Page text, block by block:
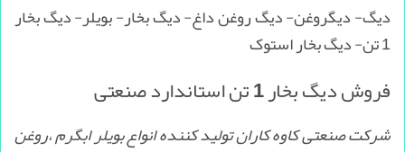
دیگ- دیگروغن- دیگ روغن داغ- دیگ بخار- بویلر- دیگ بخار
1 تن- دیگ بخار استوک
فروش دیگ بخار 1 تن استاندارد صنعتی
شرکت صنعتی کاوه کاران تولید کننده انواع بویلر ابگرم ،روغن